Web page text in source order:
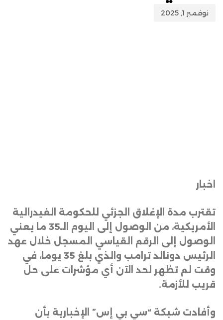
نوفمبر 1, 2025
اخبار
تقترب مدة الإغلاق الجزئي للحكومة الفيدرالية
الأمريكية، من الوصول إلى اليوم الـ35 ما يعني
الوصول إلى الرقم القياسي المسجل خلال عهد
الرئيس دونالد ترامب والذي بلغ 35 يوما، في
وقت لم تظهر لحد الآن أي مؤشرات على حل
قريب للأزمة.
وأفادت شبكة “سي بي إس” الإخبارية بأن